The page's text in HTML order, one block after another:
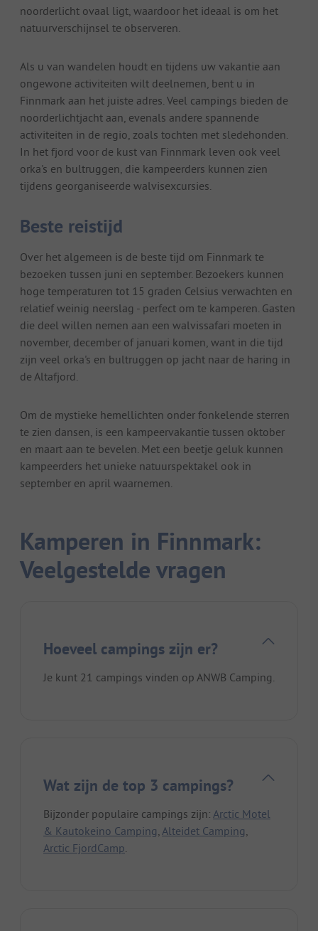
noorderlicht ovaal ligt, waardoor het ideaal is om het
natuurverschijnsel te observeren.
Als u van wandelen houdt en tijdens uw vakantie aan
ongewone activiteiten wilt deelnemen, bent u in
Finnmark aan het juiste adres. Veel campings bieden de
noorderlichtjacht aan, evenals andere spannende
activiteiten in de regio, zoals tochten met sledehonden.
In het fjord voor de kust van Finnmark leven ook veel
orka's en bultruggen, die kampeerders kunnen zien
tijdens georganiseerde walvisexcursies.
Beste reistijd
Over het algemeen is de beste tijd om Finnmark te
bezoeken tussen juni en september. Bezoekers kunnen
hoge temperaturen tot 15 graden Celsius verwachten en
relatief weinig neerslag - perfect om te kamperen. Gasten
die deel willen nemen aan een walvissafari moeten in
november, december of januari komen, want in die tijd
zijn veel orka's en bultruggen op jacht naar de haring in
de Altafjord.
Om de mystieke hemellichten onder fonkelende sterren
te zien dansen, is een kampeervakantie tussen oktober
en maart aan te bevelen. Met een beetje geluk kunnen
kampeerders het unieke natuurspektakel ook in
september en april waarnemen.
Kamperen in Finnmark:
Veelgestelde vragen
Hoeveel campings zijn er?
Je kunt 21 campings vinden op ANWB Camping.
Wat zijn de top 3 campings?
Bijzonder populaire campings zijn: Arctic Motel
& Kautokeino Camping Alteidet Camping
Arctic FjordCamp